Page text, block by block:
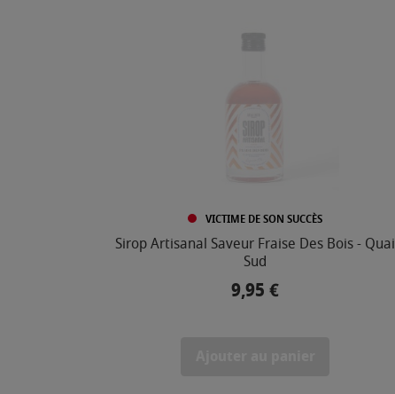
VICTIME DE SON SUCCÈS
Sirop Artisanal Saveur Fraise Des Bois - Quai
Sud
Prix
9,95 €